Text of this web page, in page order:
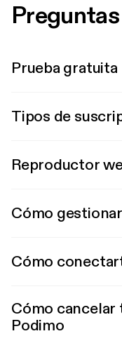
Prueba gratuita
Tipos de
Reproductor
Cómo
Cómo
Cómo cancelar
Podimo